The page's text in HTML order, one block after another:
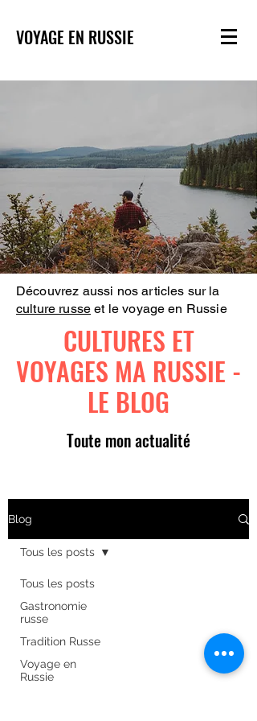
VOYAGE EN RUSSIE
Découvrez aussi nos articles sur la
culture russe et le voyage en Russie
CULTURES ET
VOYAGES MA RUSSIE -
LE BLOG
Toute mon actualité
Blog
Tous les posts
Gastronomie
russe
Tradition Russe
Voyage en
Russie
Tous les posts